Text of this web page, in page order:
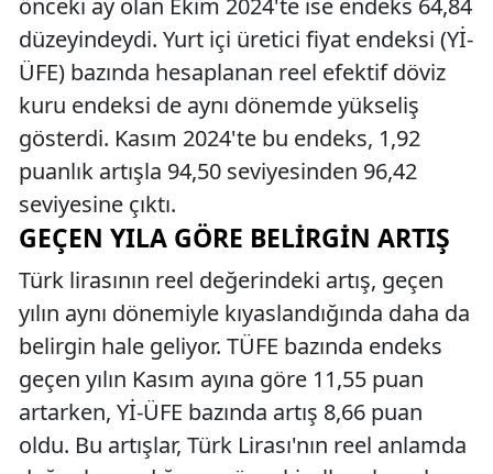
düzeyindeydi. Yurt içi üretici fiyat endeksi (Yİ-
ÜFE) bazında hesaplanan reel efektif döviz
kuru endeksi de aynı dönemde yükseliş
gösterdi. Kasım 2024'te bu endeks, 1,92
puanlık artışla 94,50 seviyesinden 96,42
seviyesine çıktı.
GEÇEN YILA GÖRE BELIRGIN ARTIŞ
Türk lirasının reel değerindeki artış, geçen
yılın aynı dönemiyle kıyaslandığında daha da
belirgin hale geliyor. TÜFE bazında endeks
geçen yılın Kasım ayına göre 11,55 puan
artarken, Yİ-ÜFE bazında artış 8,66 puan
oldu. Bu artışlar, Türk Lirası'nın reel anlamda